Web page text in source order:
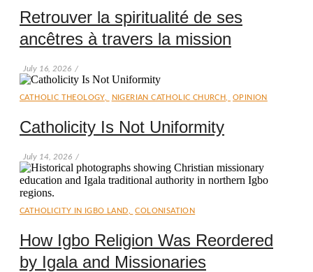
Retrouver la spiritualité de ses
ancêtres à travers la mission
July 16, 2026 /
CATHOLIC THEOLOGY, NIGERIAN CATHOLIC CHURCH OPINION
Catholicity Is Not Uniformity
July 14, 2026 /
CATHOLICITY IN IGBO LAND COLONISATION
How Igbo Religion Was Reordered
by Igala and Missionaries